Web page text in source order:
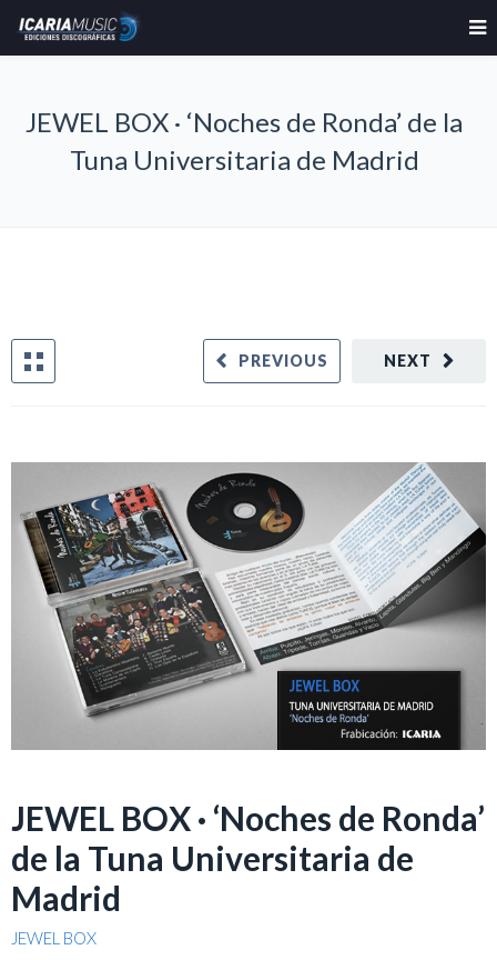
JEWEL BOX · ‘Noches de Ronda’ de la
Tuna Universitaria de Madrid
NEXT
PREVIOUS
JEWEL BOX · ‘Noches de Ronda’
de la Tuna Universitaria de
Madrid
JEWEL BOX